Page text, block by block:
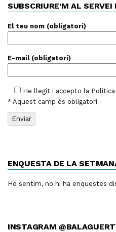
SUBSCRIURE’M AL SERVEI
El teu nom (obligatori)
E-mail (obligatori)
He llegit i accepto la
* Aquest camp és obligatori
ENQUESTA DE LA
Ho sentim, no hi ha enquestes
INSTAGRAM